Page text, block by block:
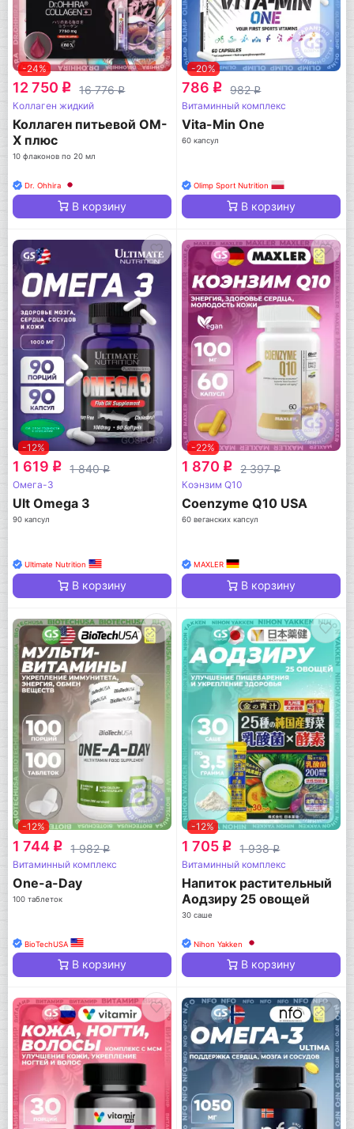
-24%
12 750 q 16 776q
Коллаген жидкий
Коллаген питьевой ОМ-
Х плюс
10 флаконов по 20 мл
Dr. Ohhira
В корзину
-20%
786 q 982q
Витаминный комплекс
Vita-Min One
60 капсул
Olimp Sport Nutrition
В корзину
-12%
1 619 q 1 840q
Омега-3
Ult Omega 3
90 капсул
Ultimate Nutrition
В корзину
-22%
1 870 q 2 397q
Коэнзим Q10
Coenzyme Q10 USA
60 веганских капсул
MAXLER
В корзину
-12%
1 744 q 1 982q
Витаминный комплекс
One-a-Day
100 таблеток
BioTechUSA
В корзину
-12%
1 705 q 1 938q
Витаминный комплекс
Напиток растительный
Аодзиру 25 овощей
30 саше
Nihon Yakken
В корзину